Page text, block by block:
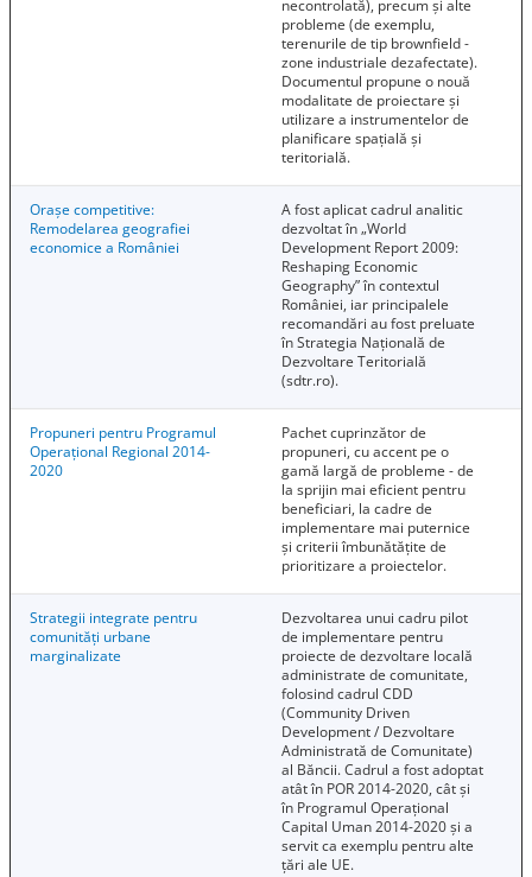
necontrolată), precum și alte
probleme (de exemplu,
terenurile de tip brownfield -
zone industriale dezafectate).
Documentul propune o nouă
modalitate de proiectare și
utilizare a instrumentelor de
planificare spațială și
teritorială.
Orașe competitive:
Remodelarea geografiei
economice a României
A fost aplicat cadrul analitic
dezvoltat în „World
Development Report 2009:
Reshaping Economic
Geography” în contextul
României, iar principalele
recomandări au fost preluate
în Strategia Națională de
Dezvoltare Teritorială
(sdtr.ro).
Propuneri pentru Programul
Operațional Regional 2014-
2020
Pachet cuprinzător de
propuneri, cu accent pe o
gamă largă de probleme - de
la sprijin mai eficient pentru
beneficiari, la cadre de
implementare mai puternice
și criterii îmbunătățite de
prioritizare a proiectelor.
Strategii integrate pentru
comunități urbane
marginalizate
Dezvoltarea unui cadru pilot
de implementare pentru
proiecte de dezvoltare locală
administrate de comunitate,
folosind cadrul CDD
(Community Driven
Development / Dezvoltare
Administrată de Comunitate)
al Băncii. Cadrul a fost adoptat
atât în ​​POR 2014-2020, cât și
în Programul Operațional
Capital Uman 2014-2020 și a
servit ca exemplu pentru alte
țări ale UE.